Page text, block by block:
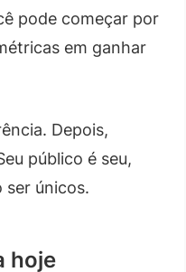
pode começar por
em ganhar
Depois,
público é seu,
ser únicos.
hoje